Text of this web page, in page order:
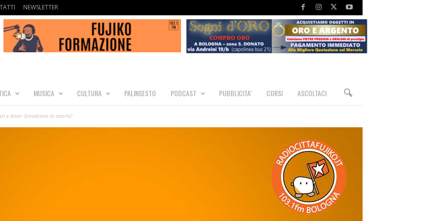
NEWSLETTER
MUSICA CULTURA PALINSESTO PODCAST PUBBLICITA’ CORSI ASCOLTACI
a dover dimostrare di esserlo?